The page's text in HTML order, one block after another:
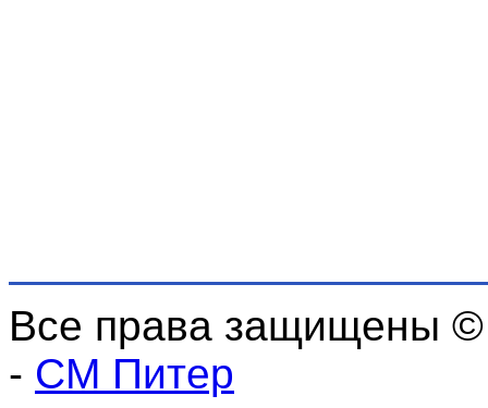
Все права защищены
- СМ Питер